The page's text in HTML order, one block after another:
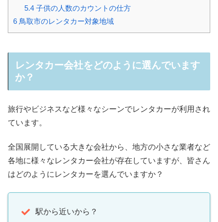
5.4子供の人数のカウントの仕方
6 鳥取市のレンタカー対象地域
レンタカー会社をどのように選んでいます
か？
旅行やビジネスなど様々なシーンでレンタカーが利用され
ています。
全国展開している大きな会社から、地方の小さな業者など
各地に様々なレンタカー会社が存在していますが、皆さん
はどのようにレンタカーを選んでいますか？
駅から近いから？